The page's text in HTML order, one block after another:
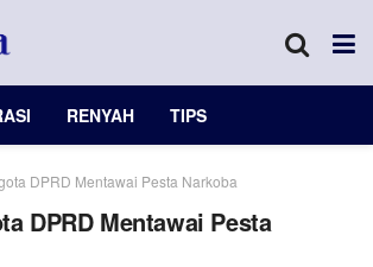
RENYAH TIPS
DPRD Mentawai Pesta Narkoba
DPRD Mentawai Pesta